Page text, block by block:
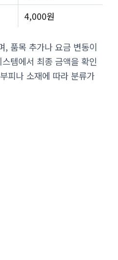
4,000원
, 품목 추가나 요금 변동이
템에서 최종 금액을 확인
피나 소재에 따라 분류가